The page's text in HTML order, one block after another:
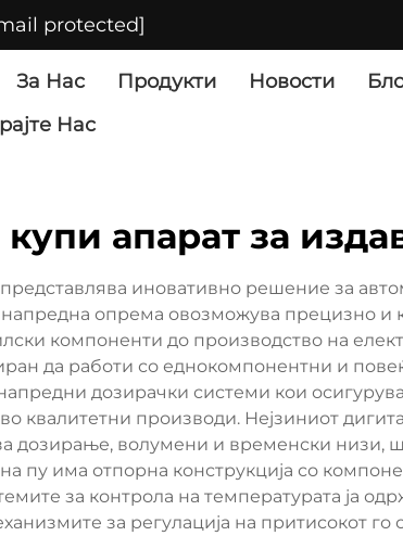
protected]
За Нас Продукти Новости
Нас
купи апарат за
иновативно решение за
опрема овозможува прецизно
компоненти до производство на
да работи со еднокомпонентни и
дозирачки системи кои
квалитетни производи. Нејзиниот
волумени и временски низи,
пу има отпорна конструкција со
за контрола на температурата ја
за регулација на притисокот